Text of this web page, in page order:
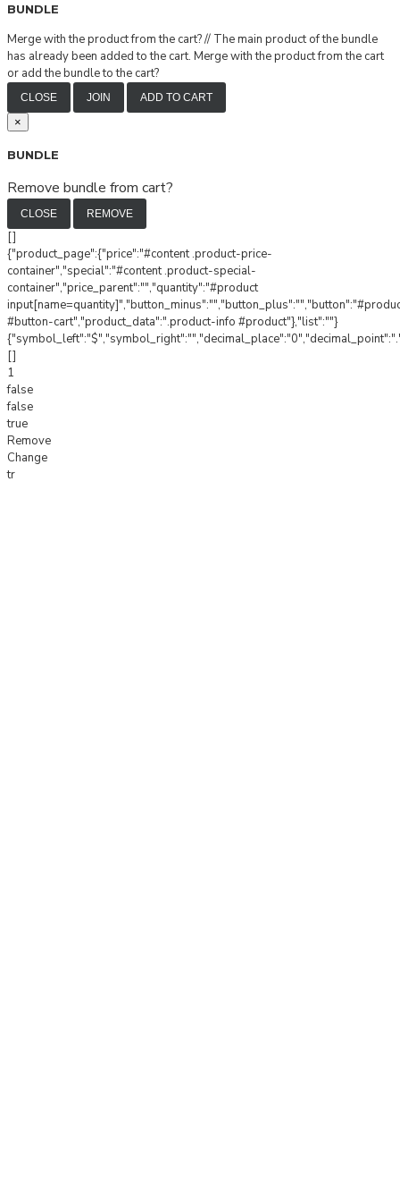
BUNDLE
Merge with the product from the cart?// The main product of the bundle
has already been added to the cart. Merge with the product from the cart
or add the bundle to the cart?
CLOSE JOIN ADD TO CART
×
BUNDLE
Remove bundle from cart?
CLOSE REMOVE
[]
{"product_page":{"price":"#content .product-price-
container","special":"#content .product-special-
container","price_parent":"","quantity":"#product
#button-cart","product_data":".product-info #product"},"list":""}
[]
1
false
false
true
Remove
Change
tr